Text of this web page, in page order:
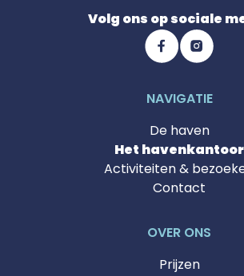
Volg ons op sociale
NAVIGATIE
De haven
Het havenkantoor
Activiteiten &
Contact
OVER ONS
Prijzen